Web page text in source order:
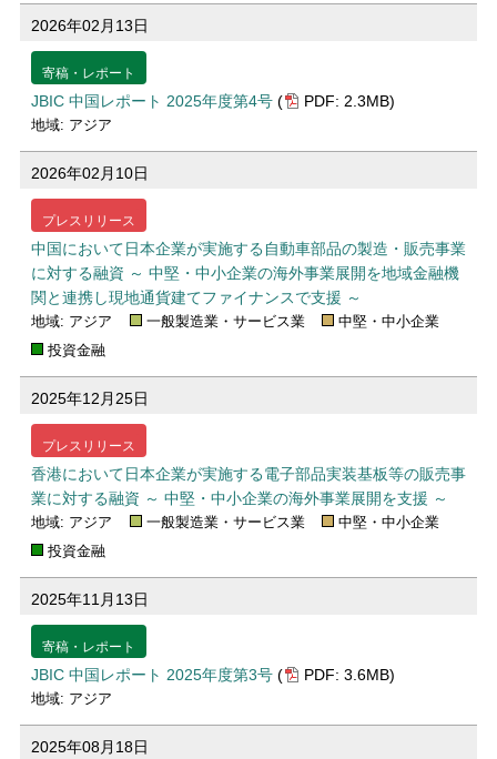
2026年02月13日
寄稿・レポート
JBIC 中国レポート 2025年度第4号 ( PDF: 2.3MB)
地域: アジア
2026年02月10日
プレスリリース
中国において日本企業が実施する自動車部品の製造・販売事業
に対する融資 ～ 中堅・中小企業の海外事業展開を地域金融機
関と連携し現地通貨建てファイナンスで支援 ～
地域: アジア 一般製造業・サービス業
中堅・中小企業
投資金融
2025年12月25日
プレスリリース
香港において日本企業が実施する電子部品実装基板等の販売事
業に対する融資 ～ 中堅・中小企業の海外事業展開を支援 ～
地域: アジア 一般製造業・サービス業
中堅・中小企業
投資金融
2025年11月13日
寄稿・レポート
JBIC 中国レポート 2025年度第3号 ( PDF: 3.6MB)
地域: アジア
2025年08月18日